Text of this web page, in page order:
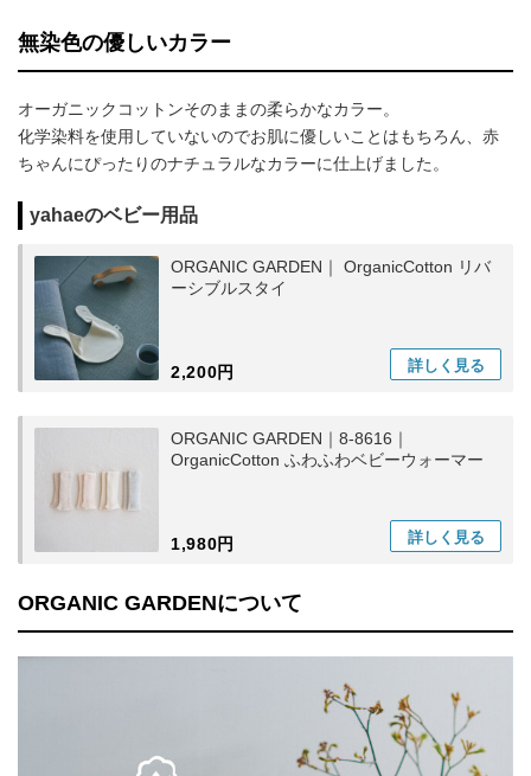
無染色の優しいカラー
オーガニックコットンそのままの柔らかなカラー。
化学染料を使用していないのでお肌に優しいことはもちろん、赤
ちゃんにぴったりのナチュラルなカラーに仕上げました。
yahaeのベビー用品
ORGANIC GARDEN｜ OrganicCotton リバ
ーシブルスタイ
2,200円 詳しく 見る
ORGANIC GARDEN｜8-8616｜
OrganicCotton ふわふわベビーウォーマー
1,980円 詳しく 見る
ORGANIC GARDENについて